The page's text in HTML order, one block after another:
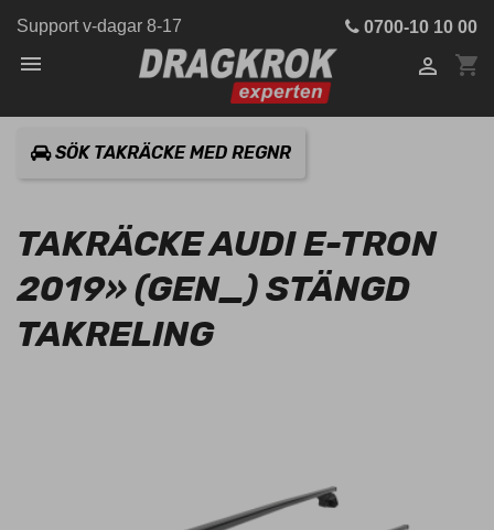
Support v-dagar 8-17 0700-10 10 00
 shopping_cart

SÖK TAKRÄCKE MED REGNR
TAKRÄCKE AUDI E-TRON
2019» (GEN_) STÄNGD
TAKRELING